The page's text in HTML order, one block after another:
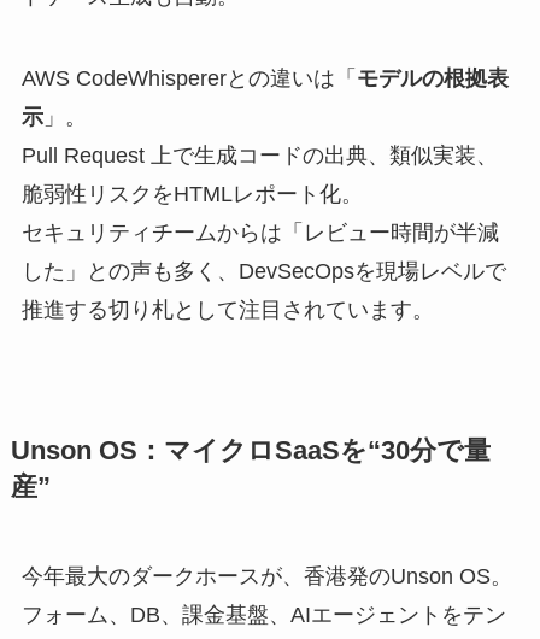
AWS CodeWhispererとの違いは「 モデルの根拠表
示」。
Pull Request 上で生成コードの出典、類似実装、
脆弱性リスクをHTMLレポート化。
セキュリティチームからは「レビュー時間が半減
した」との声も多く、DevSecOpsを現場レベルで
推進する切り札として注目されています。
Unson OS：マイクロSaaSを“30分で量
産”
今年最大のダークホースが、香港発のUnson OS。
フォーム、DB、課金基盤、AIエージェントをテン